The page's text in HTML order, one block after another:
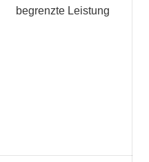
begrenzte Leistung